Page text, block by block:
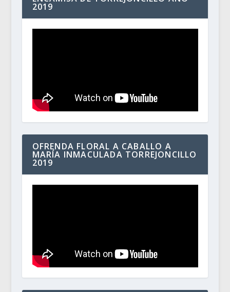
2019
OFRENDA FLORAL A CABALLO A
MARÍA INMACULADA TORREJONCILLO
2019